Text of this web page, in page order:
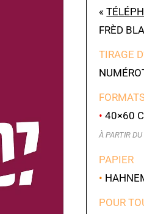
«
FRÈD
TIRAGE
•40×60
À PARTIR
PAPIER
•
POUR